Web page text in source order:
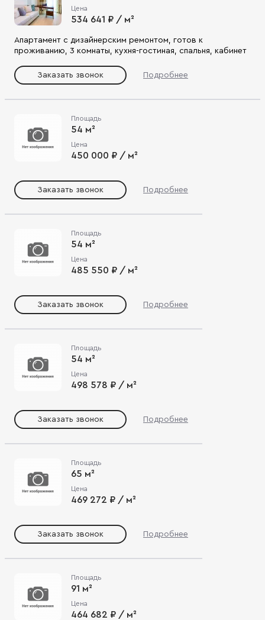
Цена
534 641 ₽ / м²
Апартамент с дизайнерским ремонтом, готов к
проживанию, 3 комнаты, кухня-гостиная, спальня, кабинет
Заказать звонок Подробнее
Площадь
54 м²
Цена
450 000 ₽ / м²
Заказать звонок Подробнее
Площадь
54 м²
Цена
485 550 ₽ / м²
Заказать звонок Подробнее
Площадь
54 м²
Цена
498 578 ₽ / м²
Заказать звонок Подробнее
Площадь
65 м²
Цена
469 272 ₽ / м²
Заказать звонок Подробнее
Площадь
91 м²
Цена
464 682 ₽ / м²